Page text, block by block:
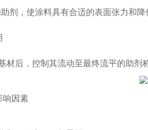
剂，使涂料具有合适的表面张力和
材后，控制其流动至最终流平的助剂
响因素